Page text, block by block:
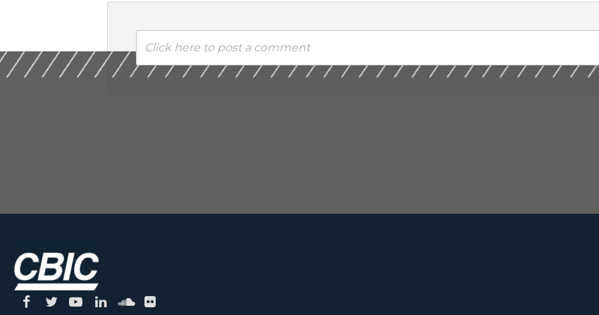
Click here to post a comment